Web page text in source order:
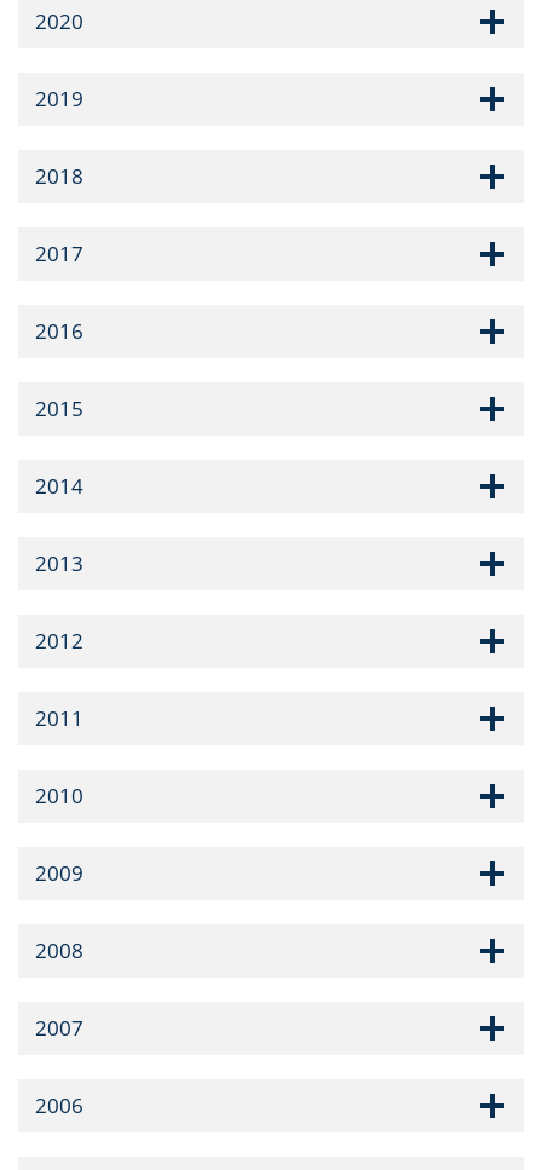
2020
2019
2018
2017
2016
2015
2014
2013
2012
2011
2010
2009
2008
2007
2006